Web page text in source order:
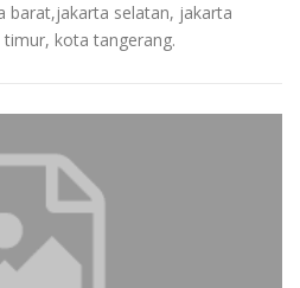
barat,jakarta selatan, jakarta
kota tangerang.